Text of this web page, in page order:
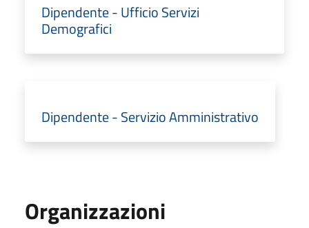
Dipendente - Ufficio Servizi
Demografici
Dipendente - Servizio Amministrativo
Organizzazioni